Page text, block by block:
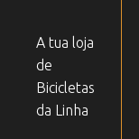
A tua loja
de
Bicicletas
da Linha